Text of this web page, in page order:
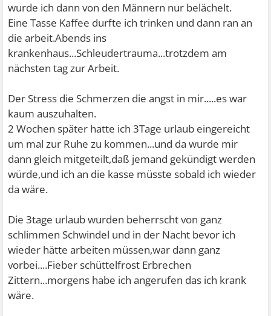
wurde ich dann von den Männern nur belächelt.
Eine Tasse Kaffee durfte ich trinken und dann ran an
die arbeit.Abends ins
krankenhaus...Schleudertrauma...trotzdem am
nächsten tag zur Arbeit.
Der Stress die Schmerzen die angst in mir.....es war
kaum auszuhalten.
2 Wochen später hatte ich 3Tage urlaub eingereicht
um mal zur Ruhe zu kommen...und da wurde mir
dann gleich mitgeteilt,daß jemand gekündigt werden
würde,und ich an die kasse müsste sobald ich wieder
da wäre.
Die 3tage urlaub wurden beherrscht von ganz
schlimmen Schwindel und in der Nacht bevor ich
wieder hätte arbeiten müssen,war dann ganz
vorbei....Fieber schüttelfrost Erbrechen
Zittern...morgens habe ich angerufen das ich krank
wäre.